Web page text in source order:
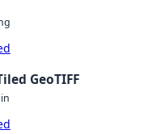
GeoTIFF